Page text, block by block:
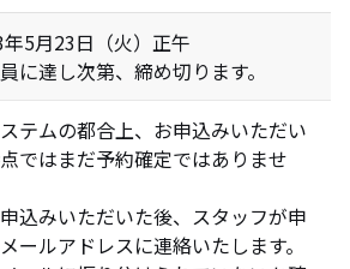
5月23日（火）正午
に達し次第、締め切ります。
ステムの都合上、お申込みいただい
ではまだ予約確定ではありませ
申込みいただいた後、スタッフが申
ールアドレスに連絡いたします。